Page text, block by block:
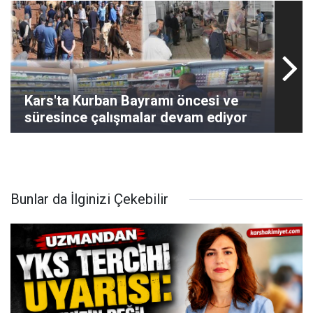
Kars'ta Kurban Bayramı öncesi ve
süresince çalışmalar devam ediyor
Bunlar da İlginizi Çekebilir